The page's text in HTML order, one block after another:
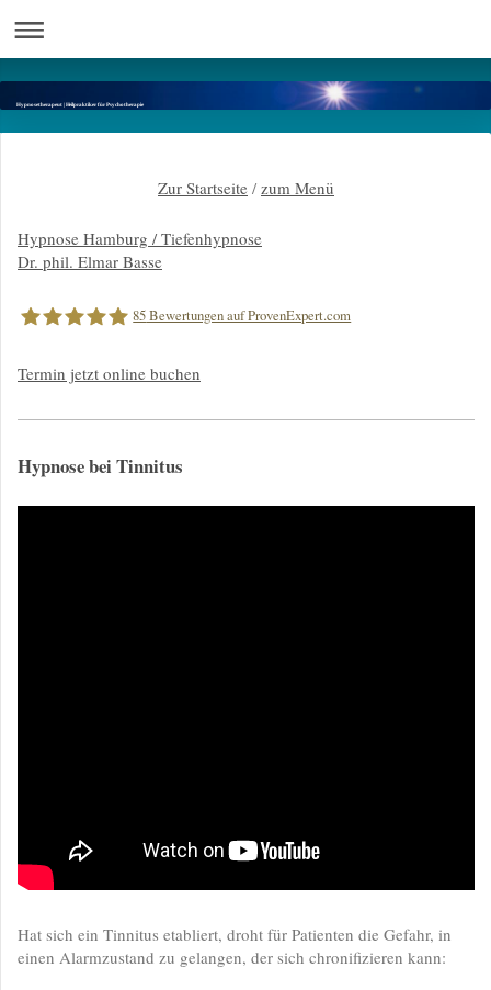
Hypnosetherapeut | Heilpraktiker für Psychotherapie
Zur Startseite / zum Menü
Hypnose Hamburg / Tiefenhypnose
Dr. phil. Elmar Basse
Dr.phil.Elmar Basse |Hypnose Hamburg
85Bewertungen auf ProvenExpert.com
Termin jetzt online buchen
Hypnose bei Tinnitus
Hat sich ein Tinnitus etabliert, droht für Patienten die Gefahr, in
einen Alarmzustand zu gelangen, der sich chronifizieren kann: